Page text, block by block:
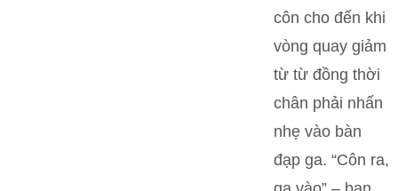
côn cho đến khi
vòng quay giảm
từ từ đồng thời
chân phải nhấn
nhẹ vào bàn
đạp ga. “Côn ra,